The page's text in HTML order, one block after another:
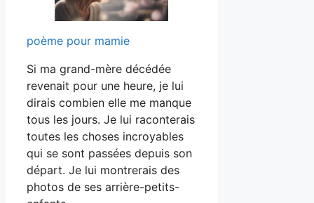
poème pour mamie
Si ma grand-mère décédée
revenait pour une heure, je lui
dirais combien elle me manque
tous les jours. Je lui raconterais
toutes les choses incroyables
qui se sont passées depuis son
départ. Je lui montrerais des
photos de ses arrière-petits-